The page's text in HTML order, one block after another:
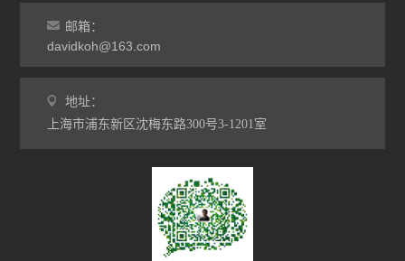
邮箱：
davidkoh@163.com
地址：
上海市浦东新区沈梅东路300号3-1201室